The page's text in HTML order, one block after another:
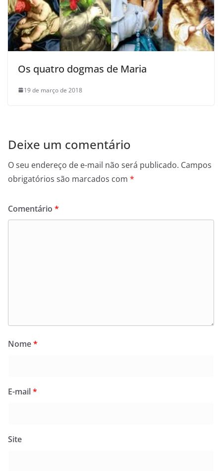
Os quatro dogmas de Maria
19 de março de 2018
Deixe um comentário
O seu endereço de e-mail não será publicado. Campos
obrigatórios são marcados com *
Comentário *
Nome*
E-mail*
Site